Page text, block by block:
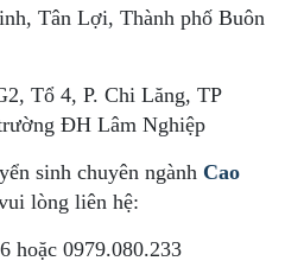
Tân Lợi, Thành phố Buôn
Tổ 4, P. Chi Lăng, TP
ĐH Lâm Nghiệp
sinh chuyên ngành Cao
lòng liên hệ:
hoặc 0979.080.233